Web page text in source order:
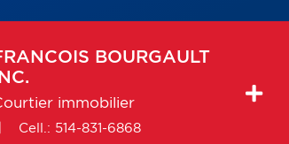
BOURGAULT
INC.
immobilier
Cell.: 514-831-6868